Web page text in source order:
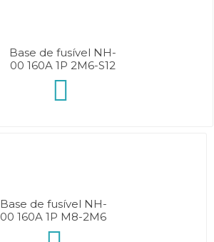
Base de fusível NH-
00 160A 1P 2M6-S12
Base de fusível NH-
00 160A 1P M8-2M6